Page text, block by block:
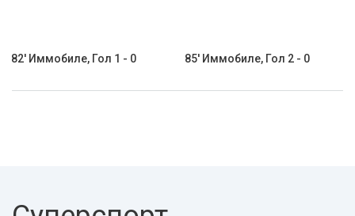
82' Иммобиле, Гол 1 - 0 85' Иммобиле, Гол 2 - 0